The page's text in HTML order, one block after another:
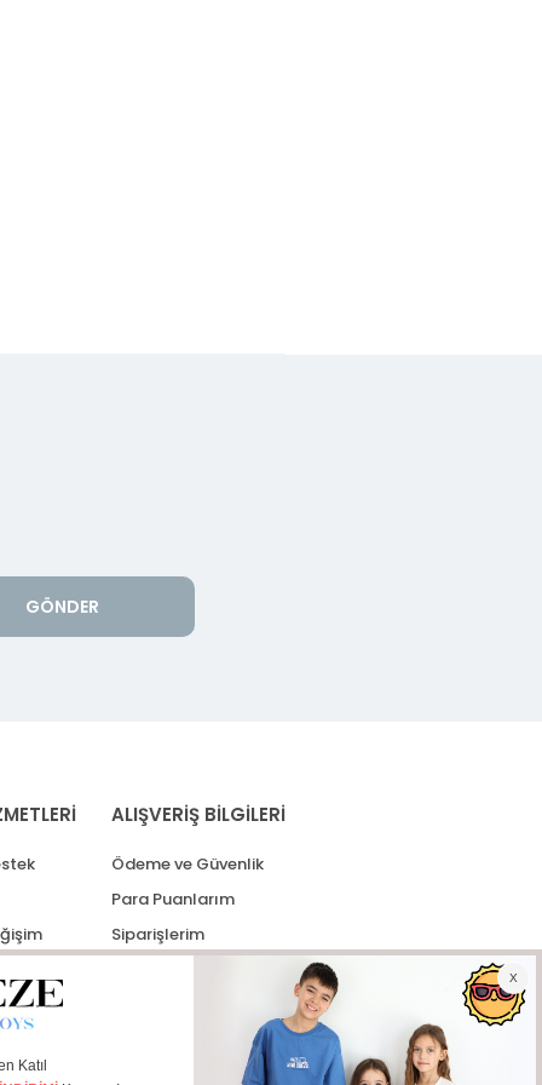
GÖNDER
ALIŞVERİŞ BİLGİLERİ
Ödeme ve Güvenlik
Para Puanlarım
Siparişlerim